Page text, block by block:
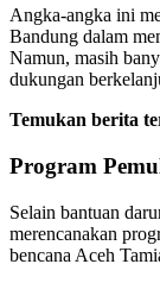
Angka-angka ini
Bandung dalam
Namun, masih
dukungan
Temukan berita
Program
Selain bantuan
merencanakan
bencana Aceh